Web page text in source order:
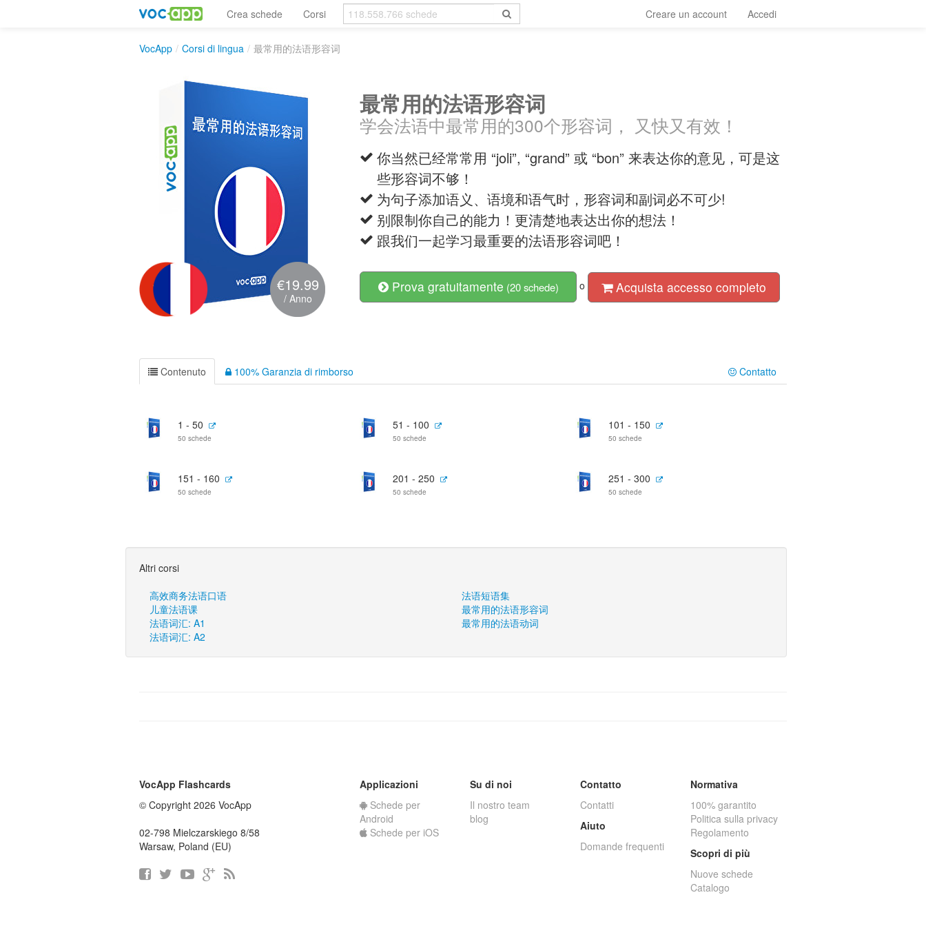
Crea schede Corsi Creare un account Accedi
VocApp / Corsi di lingua / 最常用的法语形容词
€19.99
/ Anno
最常用的法语形容词
学会法语中最常用的300个形容词， 又快又有效！
你当然已经常常用 “joli”, “grand” 或 “bon” 来表达你的意见，可是这
些形容词不够！
为句子添加语义、语境和语气时，形容词和副词必不可少!
别限制你自己的能力！更清楚地表达出你的想法！
跟我们一起学习最重要的法语形容词吧！
Prova gratuitamente (20 schede) o Acquista accesso completo
Contenuto 100% Garanzia di rimborso Contatto
1 - 50
50 schede
51 - 100
50 schede
101 - 150
50 schede
151 - 160
50 schede
201 - 250
50 schede
251 - 300
50 schede
Altri corsi
高效商务法语口语
法语短语集
儿童法语课
最常用的法语形容词
法语词汇: A1
最常用的法语动词
法语词汇: A2
VocApp Flashcards
© Copyright 2026 VocApp
02-798 Mielczarskiego 8/58
Warsaw, Poland (EU)
Applicazioni
Schede per
Android
Schede per iOS
Su di noi
Il nostro team
blog
Contatto
Contatti
Aiuto
Domande frequenti
Normativa
100% garantito
Politica sulla privacy
Regolamento
Scopri di più
Nuove schede
Catalogo